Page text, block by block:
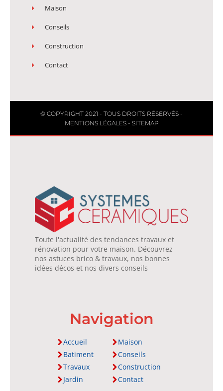
Maison
Conseils
Construction
Contact
© COPYRIGHT 2021 - TOUS DROITS RÉSERVÉS -
MENTIONS LÉGALES- SITEMAP
Toute l'actualité des tendances travaux et
rénovation pour votre maison. Découvrez
nos astuces brico & travaux, nos bonnes
idées décos et nos divers conseils
Navigation
Accueil
Batiment
Travaux
Jardin
Maison
Conseils
Construction
Contact